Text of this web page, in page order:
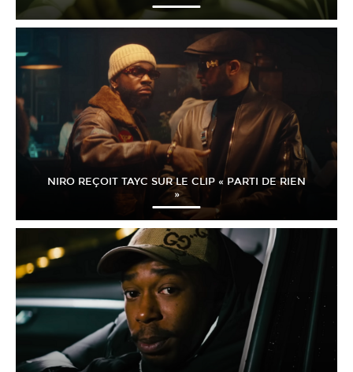
NIRO REÇOIT TAYC SUR LE CLIP « PARTI DE RIEN
»